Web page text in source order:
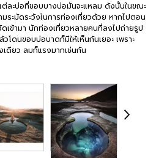
ะบ่อที่ขอบบางบ่อมันจะแหลม ดังนั้นในขณะ
ระมัดระวังในการท่องเที่ยวด้วย หากไปตอน
เข้ามา นักท่องเที่ยวหลายคนที่ลงไปถ่ายรูป
ดนขอบบ่อบาดก็มีให้เห็นกันเยอะ เพราะ
ดียว ลมก็แรงมากเช่นกัน